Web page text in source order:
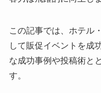
この記事では、ホテル
して販促イベントを成
な成功事例や投稿術と
す。